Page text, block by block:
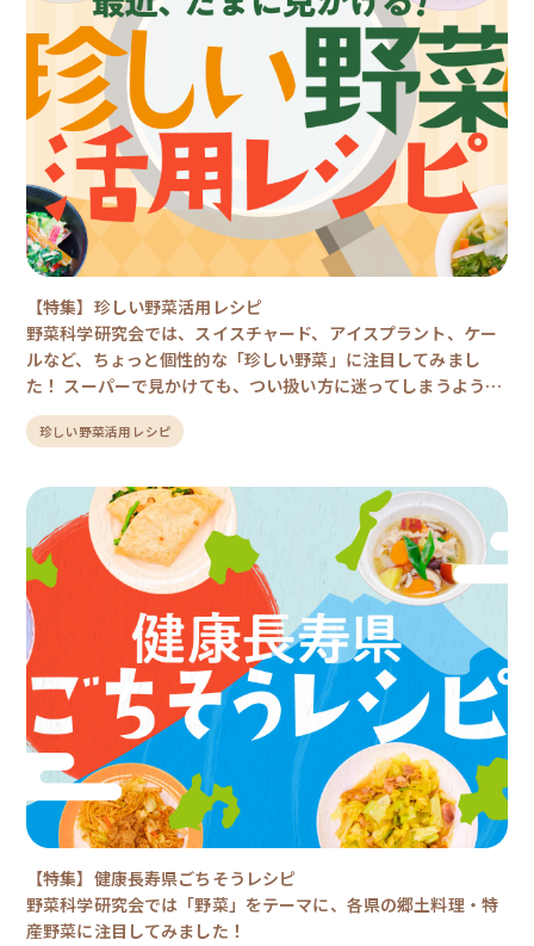
【特集】珍しい野菜活用レシピ
野菜科学研究会では、スイスチャード、アイスプラント、ケー
ルなど、ちょっと個性的な「珍しい野菜」に注目してみまし
た！ スーパーで見かけても、つい扱い方に迷ってしまうような
野菜たちを、美味しく・手軽に楽しめるレシピに仕立てていま
す。 ベジラボレシピでは、1人1食あたり120g以上の野菜が摂
珍しい野菜“で、毎日の食卓に新しい発見を加えてみませんか？
珍しい野菜活用レシピ
【特集】健康長寿県ごちそうレシピ
野菜科学研究会では「野菜」をテーマに、各県の郷土料理・特
産野菜に注目してみました！